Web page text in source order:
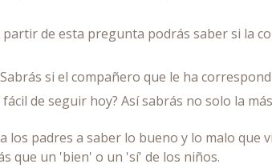
partir de esta pregunta podrás saber si la
si el compañero que le ha
de seguir hoy? Así sabrás no solo la
los padres a saber lo bueno y lo malo que
que un 'bien' o un 'sí' de los niños.